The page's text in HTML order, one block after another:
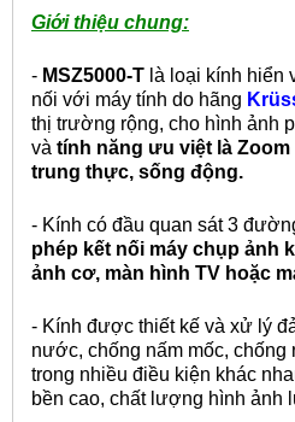
Giới thiệu chung:
- MSZ5000-T là loại kính hiển
nối với máy tính do hãng
thị trường rộng, cho hình ảnh
và tính năng ưu việt là
trung thực, sống động.
- Kính có đầu quan sát 3
phép kết nối máy chụp ảnh
ảnh cơ, màn hình TV hoặc
- Kính được thiết kế và xử lý
nước, chống nấm mốc, chống
trong nhiều điều kiện khác
bền cao, chất lượng hình ảnh